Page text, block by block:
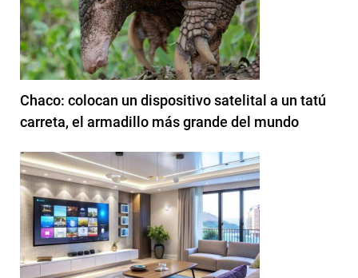
Chaco: colocan un dispositivo satelital a un tatú
carreta, el armadillo más grande del mundo